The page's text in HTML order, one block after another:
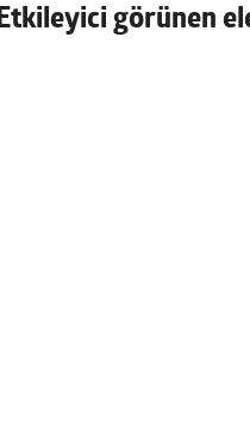
Etkileyici görünen